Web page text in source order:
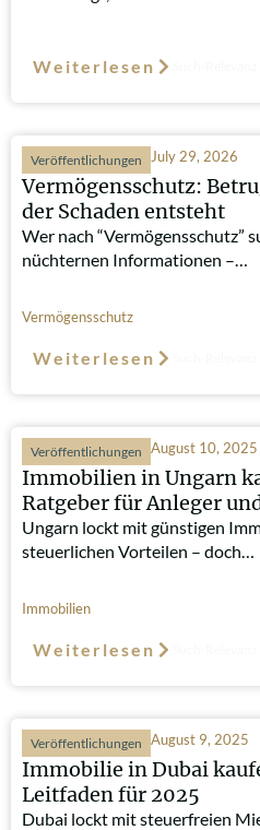
Weiterlesen
Veröffentlichungen July 29, 2026
Vermögensschutz:
der Schaden entsteht
Wer nach “Vermögensschutz”
nüchternen Informationen –…
Vermögensschutz
Weiterlesen
Veröffentlichungen August 10, 2025
Immobilien in Ungarn
Ratgeber für Anleger
Ungarn lockt mit günstigen
steuerlichen Vorteilen – doch…
Immobilien
Weiterlesen
Veröffentlichungen August 9, 2025
Immobilie in Dubai
Leitfaden für 2025
Dubai lockt mit steuerfreien